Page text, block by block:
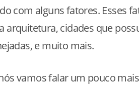
com alguns fatores. Esses
arquitetura, cidades que
e muito mais.
vamos falar um pouco